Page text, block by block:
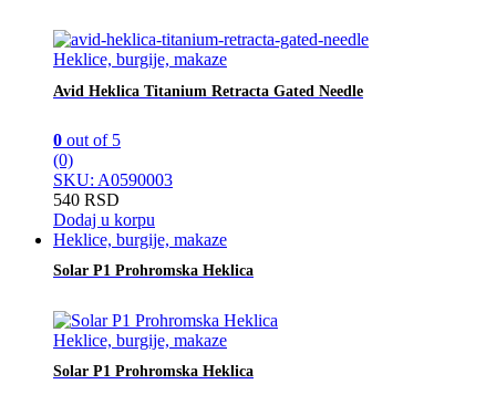
Heklice, burgije, makaze
Avid Heklica Titanium Retracta Gated Needle
0 out of 5
(0)
SKU: A0590003
540 RSD
Dodaj u korpu
Heklice, burgije, makaze
Solar P1 Prohromska Heklica
Heklice, burgije, makaze
Solar P1 Prohromska Heklica